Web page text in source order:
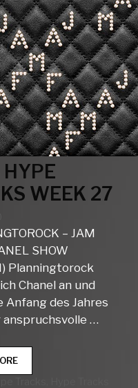
WEEK 27
– JAM
SHOW
Planningtorock
Chanel an und
des Jahres
anspruchsvolle …
CLUB
HYPE